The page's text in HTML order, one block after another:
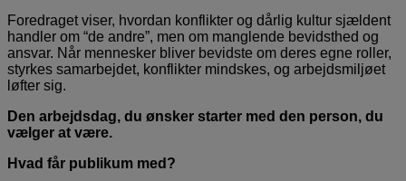
Foredraget viser, hvordan konflikter og dårlig kultur sjældent
handler om “de andre”, men om manglende bevidsthed og
ansvar. Når mennesker bliver bevidste om deres egne roller,
styrkes samarbejdet, konflikter mindskes, og arbejdsmiljøet
løfter sig.
Den arbejdsdag, du ønsker starter med den person, du
vælger at være.
Hvad får publikum med?